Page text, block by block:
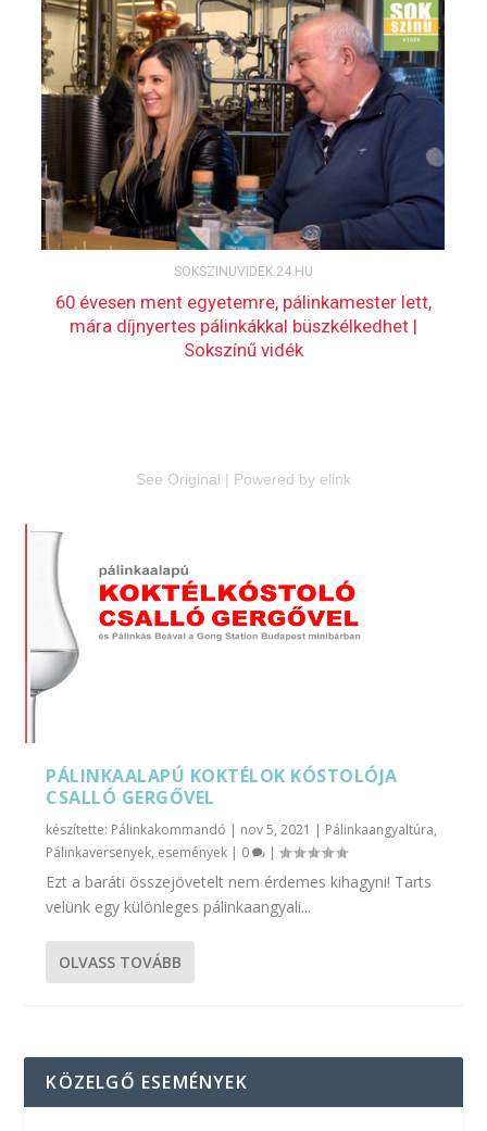
See Original | Powered by elink
PÁLINKAALAPÚ KOKTÉLOK KÓSTOLÓJA
CSALLÓ GERGŐVEL
készítette: Pálinkakommandó | nov 5, 2021 | Pálinkaangyaltúra,
Pálinkaversenyek, események | 0 |
Ezt a baráti összejövetelt nem érdemes kihagyni! Tarts
velünk egy különleges pálinkaangyali...
OLVASS TOVÁBB
KÖZELGŐ ESEMÉNYEK